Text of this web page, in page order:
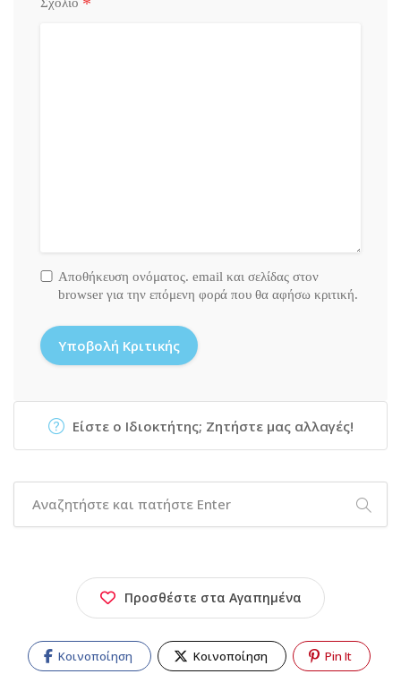
Αποθήκευση ονόματος. email και σελίδας στον
browser για την επόμενη φορά που θα αφήσω κριτική.
Είστε ο Ιδιοκτήτης; Ζητήστε μας αλλαγές!
Προσθέστε στα Αγαπημένα
Κοινοποίηση Κοινοποίηση Pin It